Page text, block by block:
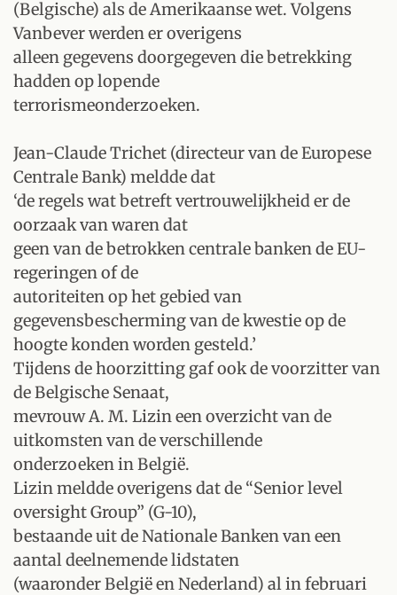
(Belgische) als de Amerikaanse wet. Volgens
Vanbever werden er overigens
alleen gegevens doorgegeven die betrekking
hadden op lopende
terrorismeonderzoeken.
Jean-Claude Trichet (directeur van de Europese
Centrale Bank) meldde dat
‘de regels wat betreft vertrouwelijkheid er de
oorzaak van waren dat
geen van de betrokken centrale banken de EU-
regeringen of de
autoriteiten op het gebied van
gegevensbescherming van de kwestie op de
hoogte konden worden gesteld.’
Tijdens de hoorzitting gaf ook de voorzitter van
de Belgische Senaat,
mevrouw A. M. Lizin een overzicht van de
uitkomsten van de verschillende
onderzoeken in België.
Lizin meldde overigens dat de “Senior level
oversight Group” (G-10),
bestaande uit de Nationale Banken van een
aantal deelnemende lidstaten
(waaronder België en Nederland) al in februari